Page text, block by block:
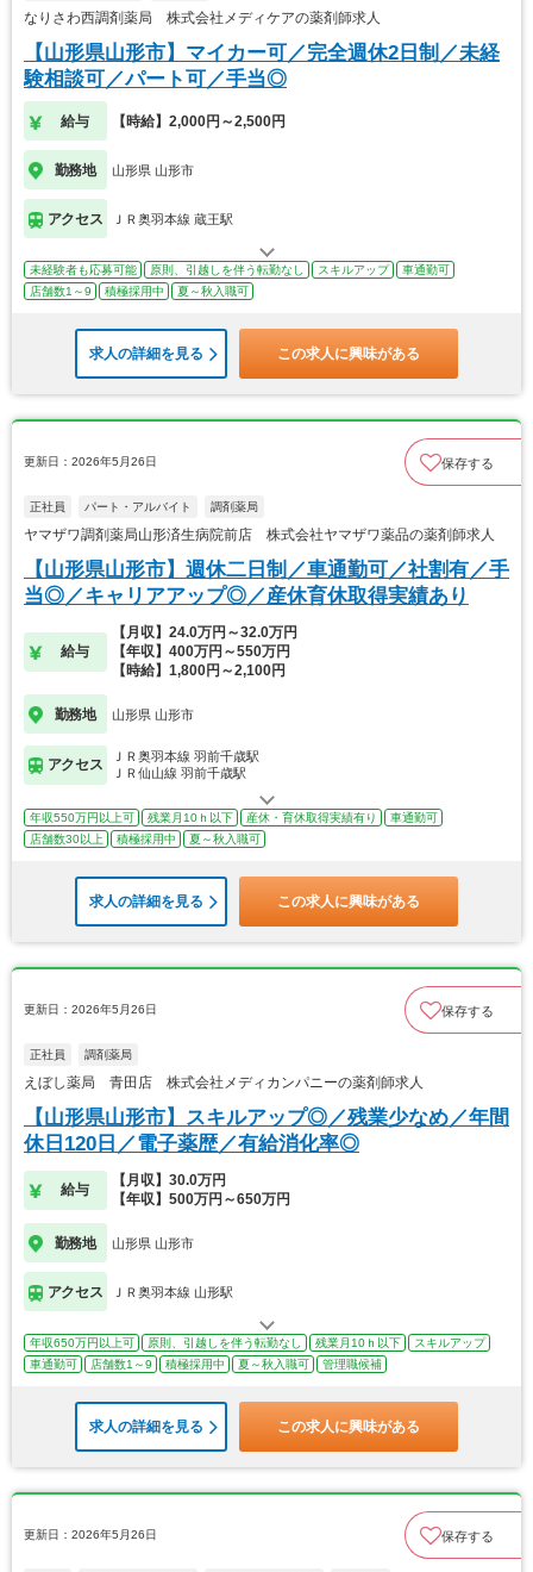
なりさわ西調剤薬局 株式会社メディケアの薬剤師求人
【山形県山形市】マイカー可／完全週休2日制／未経
験相談可／パート可／手当◎
給与 【時給】2,000円～2,500円
勤務地 山形県 山形市
アクセス ＪＲ奥羽本線 蔵王駅
未経験者も応募可能 原則、引越しを伴う転勤なし スキルアップ
車通勤可
店舗数1～9
積極採用中 夏～秋入職可
求人の詳細を見る この求人に興味がある
更新日：2026年5月26日 保存する
正社員 パート・アルバイト 調剤薬局
ヤマザワ調剤薬局山形済生病院前店 株式会社ヤマザワ薬品の薬剤師求人
【山形県山形市】週休二日制／車通勤可／社割有／手
当◎／キャリアアップ◎／産休育休取得実績あり
給与
【月収】24.0万円～32.0万円
【年収】400万円～550万円
【時給】1,800円～2,100円
勤務地 山形県 山形市
アクセス
ＪＲ奥羽本線 羽前千歳駅
ＪＲ仙山線 羽前千歳駅
年収550万円以上可 残業月10ｈ以下 産休・育休取得実績有り
車通勤可
店舗数30以上
積極採用中 夏～秋入職可
求人の詳細を見る この求人に興味がある
更新日：2026年5月26日 保存する
正社員 調剤薬局
えぼし薬局 青田店 株式会社メディカンパニーの薬剤師求人
【山形県山形市】スキルアップ◎／残業少なめ／年間
休日120日／電子薬歴／有給消化率◎
給与
【月収】30.0万円
【年収】500万円～650万円
勤務地 山形県 山形市
アクセス ＪＲ奥羽本線 山形駅
年収650万円以上可 原則、引越しを伴う転勤なし 残業月10ｈ以下
スキルアップ
車通勤可
店舗数1～9 積極採用中 夏～秋入職可 管理職候補
求人の詳細を見る この求人に興味がある
更新日：2026年5月26日 保存する